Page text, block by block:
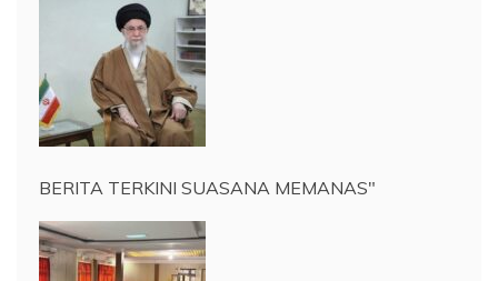
BERITA TERKINI SUASANA MEMANAS"